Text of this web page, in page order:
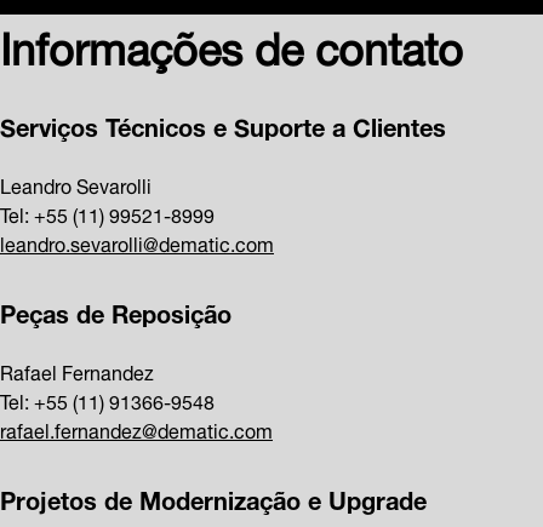
Informações de contato
Serviços Técnicos e Suporte a Clientes
Leandro Sevarolli
Tel: +55 (11) 99521-8999
leandro.sevarolli@dematic.com
Peças de Reposição
Rafael Fernandez
Tel: +55 (11) 91366-9548
rafael.fernandez@dematic.com
Projetos de Modernização e Upgrade